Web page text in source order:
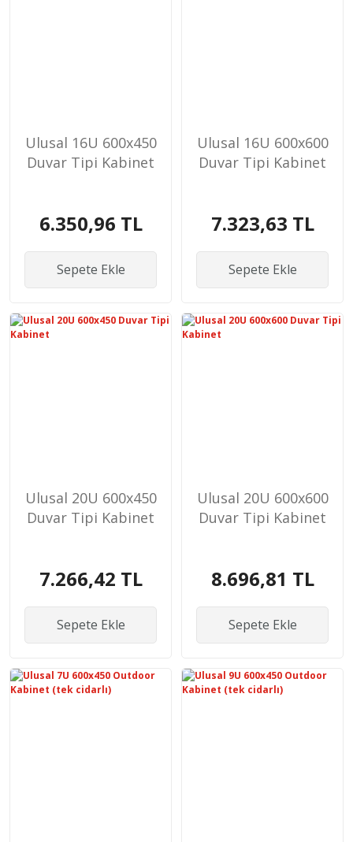
Ulusal 16U 600x450
Duvar Tipi Kabinet
6.350,96 TL
Sepete Ekle
Ulusal 16U 600x600
Duvar Tipi Kabinet
7.323,63 TL
Sepete Ekle
Ulusal 20U 600x450
Duvar Tipi Kabinet
7.266,42 TL
Sepete Ekle
Ulusal 20U 600x600
Duvar Tipi Kabinet
8.696,81 TL
Sepete Ekle